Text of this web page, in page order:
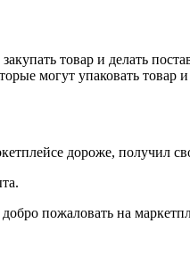
товар и делать
могут упаковать товар и
дороже, получил
пожаловать на